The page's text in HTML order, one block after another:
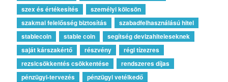
szex és értékesítés
személyi kölcsön
szakmai felelősség biztosítás
szabadfelhasználású hitel
stablecoin
stable coin
segítség devizahiteleseknek
saját kárszakértő
részvény
régi tízezres
rezsicsökkentés csökkentése
rendszeres díjas
pénzügyi-tervezés
pénzügyi vetélkedő